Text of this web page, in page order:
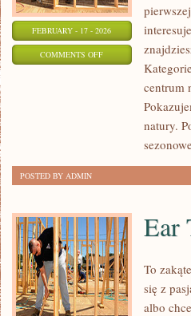
FEBRUARY - 17 - 2026
COMMENTS OFFON
EGZOTYCZNEcentrum
natury.
POSTED BY ADMIN
Ear
To
się z
albo